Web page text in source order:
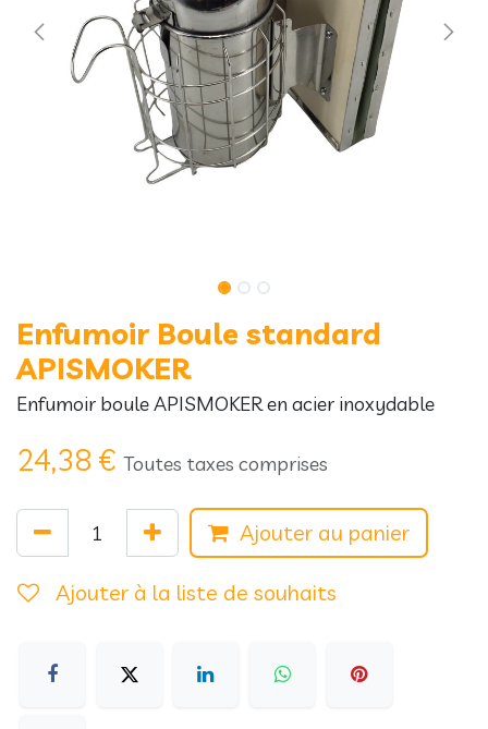
Enfumoir Boule standard
APISMOKER
Enfumoir boule APISMOKER en acier inoxydable
24,38 € Toutes taxes comprises
Ajouter au panier
Ajouter à la liste de souhaits